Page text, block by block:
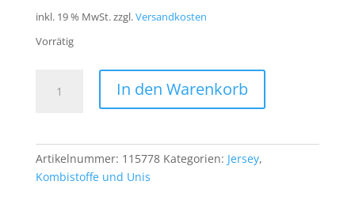
inkl. 19 % MwSt.zzgl.Versandkosten
Vorrätig
Jersey
Minikaros
In den Warenkorb
Artikelnummer: 115778 Kategorien: Jersey,
Kombistoffe und Unis